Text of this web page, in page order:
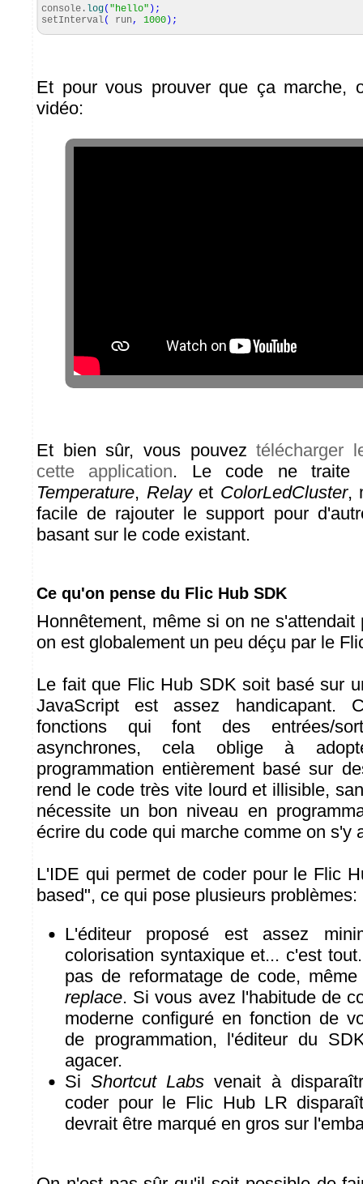
console. log( "hello" ) ;
setInterval( run, 1000 ) ;
Et pour vous prouver que ça marche,
vidéo:
Et bien sûr, vous pouveztélécharger
cette application. Le code ne traite
Temperature, Relayet ColorLedCluster,
facile de rajouter le support pour
basant sur le code existant.
Ce qu'on pense du Flic Hub SDK
Honnêtement, même si on ne
on est globalement un peu déçu par le
Le fait que Flic Hub SDK soit basé sur
JavaScript est assez handicapant.
fonctions qui font des entrées/
asynchrones, cela oblige à
programmation entièrement basé sur
rend le code très vite lourd et illisible,
nécessite un bon niveau en
écrire du code qui marche comme on s'y
L'IDE qui permet de coder pour le Flic
based", ce qui pose plusieurs problèmes:
L'éditeur proposé est assez
colorisation syntaxique et... c'est
pas de reformatage de code,
replace. Si vous avez l'habitude de
moderne configuré en fonction de
de programmation, l'éditeur du
agacer.
SiShortcut Labs venait à
coder pour le Flic Hub LR
devrait être marqué en gros sur